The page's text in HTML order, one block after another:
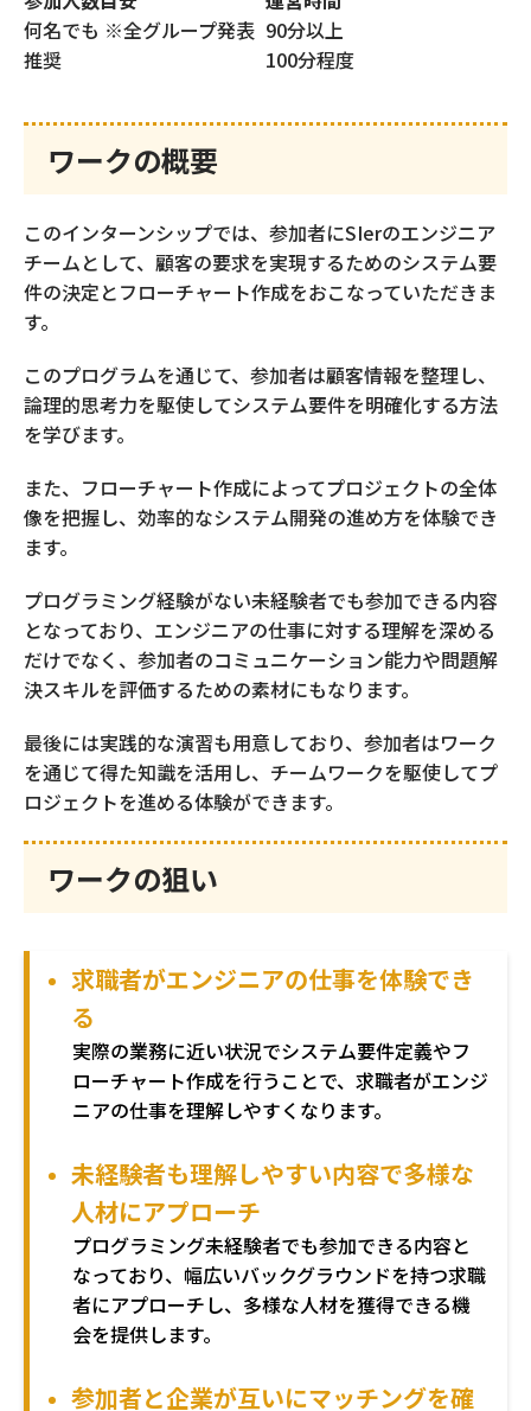
内定者フォローアプリ
内定者ひろば
採用力強化のための
REVP診断
スカウト配信代行
（新卒採用）
（キャリア採用）
求人原稿転用作成
CUBIC適性検査
何名でも ※全グループ発表
推奨
90分以上
100分程度
ワークの概要
このインターンシップでは、参加者にSIerのエンジニア
チームとして、顧客の要求を実現するためのシステム要
件の決定とフローチャート作成をおこなっていただきま
す。
このプログラムを通じて、参加者は顧客情報を整理し、
論理的思考力を駆使してシステム要件を明確化する方法
を学びます。
また、フローチャート作成によってプロジェクトの全体
像を把握し、効率的なシステム開発の進め方を体験でき
ます。
プログラミング経験がない未経験者でも参加できる内容
となっており、エンジニアの仕事に対する理解を深める
だけでなく、参加者のコミュニケーション能力や問題解
決スキルを評価するための素材にもなります。
最後には実践的な演習も用意しており、参加者はワーク
を通じて得た知識を活用し、チームワークを駆使してプ
ロジェクトを進める体験ができます。
ワークの狙い
求職者がエンジニアの仕事を体験でき
る
実際の業務に近い状況でシステム要件定義やフ
ローチャート作成を行うことで、求職者がエンジ
ニアの仕事を理解しやすくなります。
未経験者も理解しやすい内容で多様な
人材にアプローチ
プログラミング未経験者でも参加できる内容と
なっており、幅広いバックグラウンドを持つ求職
者にアプローチし、多様な人材を獲得できる機
会を提供します。
参加者と企業が互いにマッチングを確